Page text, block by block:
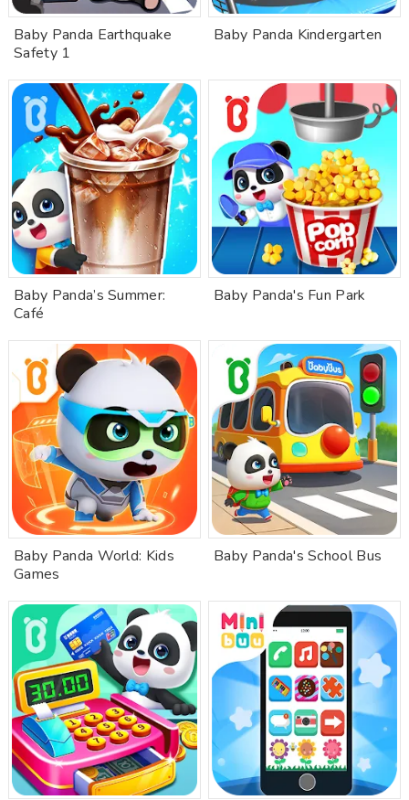
Baby Panda Earthquake
Safety 1
Baby Panda Kindergarten
Baby Panda’s Summer:
Café
Baby Panda's Fun Park
Baby Panda World: Kids
Games
Baby Panda's School Bus